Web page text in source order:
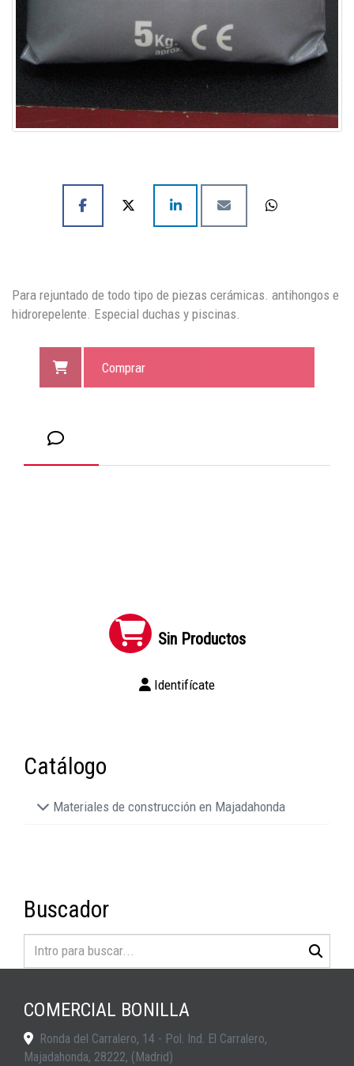
Para rejuntado de todo tipo de piezas cerámicas. antihongos e
hidrorepelente. Especial duchas y piscinas.
Comprar
Sin Productos
Identifícate
Catálogo
Materiales de construcción en Majadahonda
Buscador
COMERCIAL BONILLA
Ronda del Carralero, 14 - Pol. Ind. El Carralero,
Majadahonda, 28222, (Madrid)